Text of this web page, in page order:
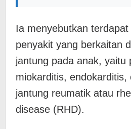
Ia menyebutkan
penyakit yang berkaitan
jantung pada anak, yaitu
miokarditis, endokarditis,
jantung reumatik atau
disease (RHD).